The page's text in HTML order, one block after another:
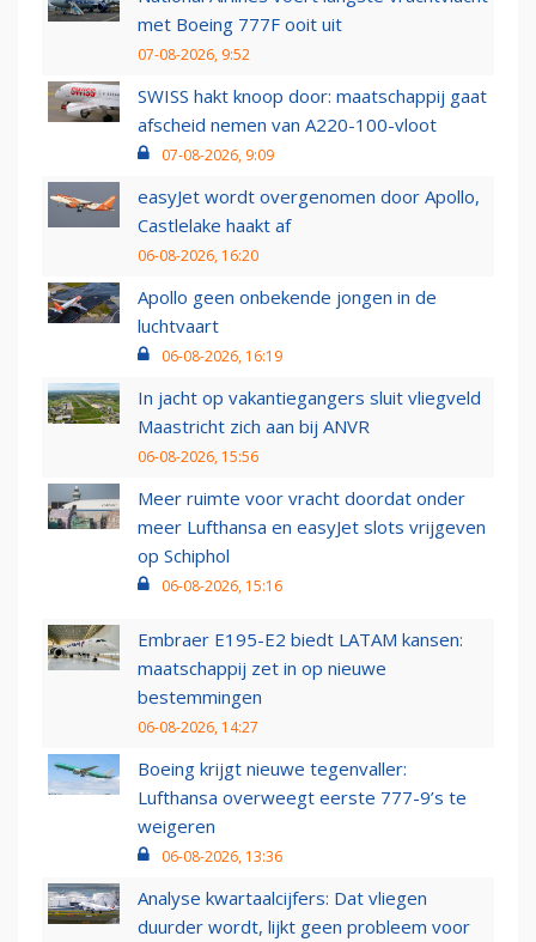
met Boeing 777F ooit uit
07-08-2026, 9:52
SWISS hakt knoop door: maatschappij gaat
afscheid nemen van A220-100-vloot
07-08-2026, 9:09
easyJet wordt overgenomen door Apollo,
Castlelake haakt af
06-08-2026, 16:20
Apollo geen onbekende jongen in de
luchtvaart
06-08-2026, 16:19
In jacht op vakantiegangers sluit vliegveld
Maastricht zich aan bij ANVR
06-08-2026, 15:56
Meer ruimte voor vracht doordat onder
meer Lufthansa en easyJet slots vrijgeven
op Schiphol
06-08-2026, 15:16
Embraer E195-E2 biedt LATAM kansen:
maatschappij zet in op nieuwe
bestemmingen
06-08-2026, 14:27
Boeing krijgt nieuwe tegenvaller:
Lufthansa overweegt eerste 777-9’s te
weigeren
06-08-2026, 13:36
Analyse kwartaalcijfers: Dat vliegen
duurder wordt, lijkt geen probleem voor